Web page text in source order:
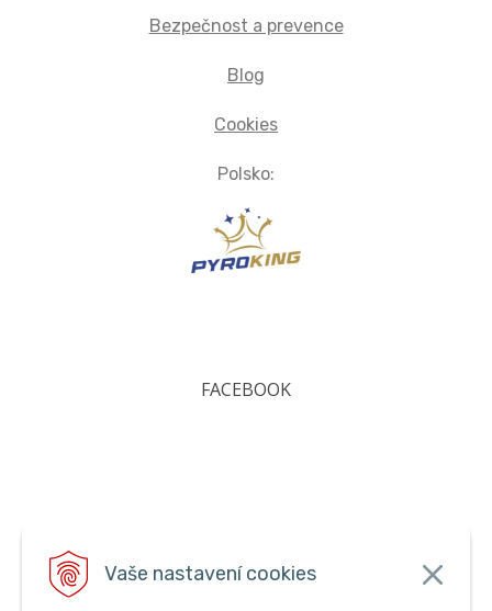
Vaše nastavení cookies
Bezpečnost a prevence
Blog
Cookies
Polsko:
FACEBOOK